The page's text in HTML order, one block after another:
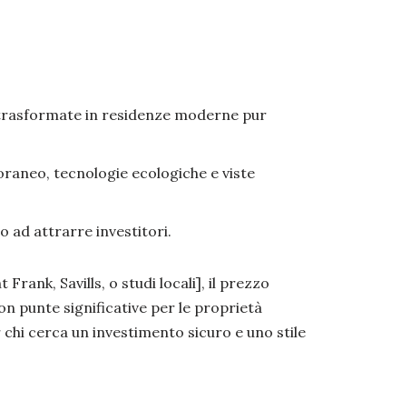
in residenze moderne pur
tecnologie ecologiche e viste
ad attrarre investitori.
Savills, o studi locali], il prezzo
punte significative per le proprietà
cerca un investimento sicuro e uno stile